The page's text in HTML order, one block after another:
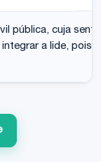
pública, cuja
a lide, pois